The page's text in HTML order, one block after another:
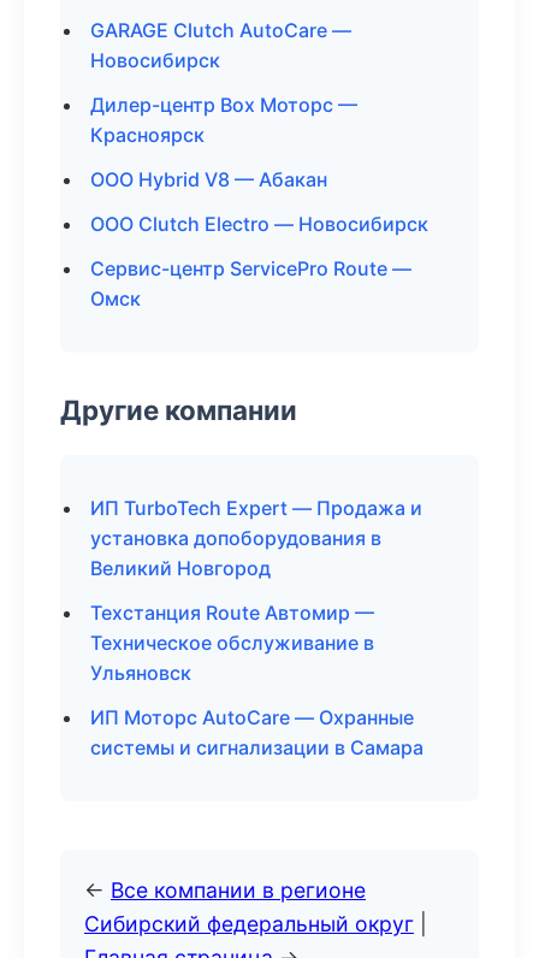
GARAGE Clutch AutoCare —
Новосибирск
Дилер-центр Box Моторс —
Красноярск
ООО Hybrid V8 — Абакан
ООО Clutch Electro — Новосибирск
Сервис-центр ServicePro Route —
Омск
Другие компании
ИП TurboTech Expert — Продажа и
установка допоборудования в
Великий Новгород
Техстанция Route Автомир —
Техническое обслуживание в
Ульяновск
ИП Моторс AutoCare — Охранные
системы и сигнализации в Самара
← Все компании в регионе
Сибирский федеральный округ